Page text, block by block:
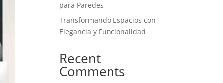
para Paredes
Transformando Espacios con
Elegancia y Funcionalidad
Recent
Comments